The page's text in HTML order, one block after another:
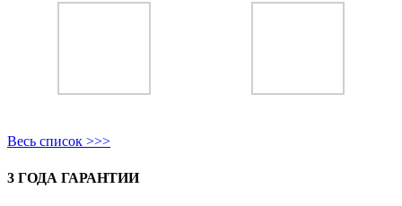
Весь список >>>
3 ГОДА ГАРАНТИИ